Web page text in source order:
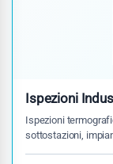
Ispezioni
Ispezioni
sottostazioni,